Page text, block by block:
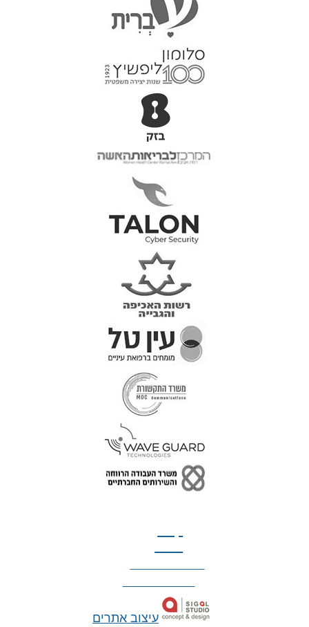
עיצוב אתרים